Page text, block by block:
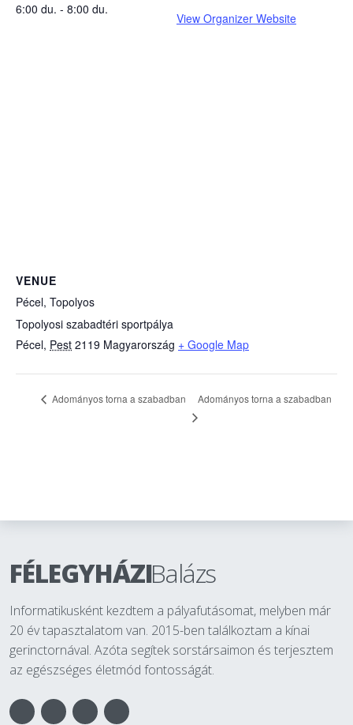
6:00 du. - 8:00 du.
View Organizer Website
VENUE
Pécel, Topolyos
Topolyosi szabadtéri sportpálya
Pécel, Pest 2119 Magyarország + Google Map
Adományos torna a szabadban Adományos torna a szabadban
FÉLEGYHÁZIBalázs
Informatikusként kezdtem a pályafutásomat, melyben már
20 év tapasztalatom van. 2015-ben találkoztam a kínai
gerinctornával. Azóta segítek sorstársaimon és terjesztem
az egészséges életmód fontosságát.
Facebook